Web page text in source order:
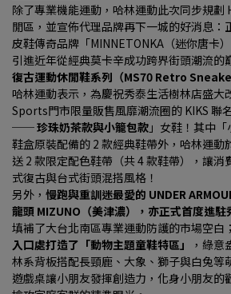
除了專業機能運動，哈林運動此次同步規劃
閒區，並宣佈代理品牌再下一城的好消息：
皮鞋傳奇品牌「MINNETONKA（迷你唐卡
引進近年從經典莫卡辛成功跨界街頭潮流
復古運動休閒鞋系列（MS70 Retro
哈林運動表示，為慶祝秀泰生活樹林店盛大
Sports門市限量販售風靡潮流圈的 KIKS 聯
── 珍珠奶茶款與小籠包款 」女鞋！其中
鞋盒原裝配備的 2 款經典鞋帶外，哈林運動
送 2 款限定配色鞋帶（共 4 款鞋帶），讓消
式復古與台式街頭混搭風格！
另外， 慢跑與重訓迷最愛的 UNDER
龍頭 MIZUNO（美津濃），亦正式首度進駐
填補了大台北南區專業運動防護的市場空白；
入口處打造了「動物主題童鞋特區」
，綠意
林系背板搭配長頸鹿、大象、獅子與白兔等
遊戲桌讓小朋友發揮創造力，化身小朋友的